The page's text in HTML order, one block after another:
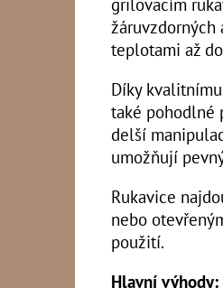
grilovacím
žáruvzdorných
teplotami až
Díky
také pohodlné
delší
umožňují
Rukavice
nebo
použití.
Hlavní výhody: